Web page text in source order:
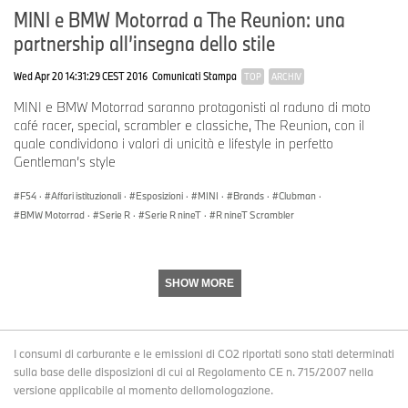
MINI e BMW Motorrad a The Reunion: una
partnership all’insegna dello stile
Wed Apr 20 14:31:29 CEST 2016 Comunicati Stampa TOP ARCHIV
MINI e BMW Motorrad saranno protagonisti al raduno di moto
café racer, special, scrambler e classiche, The Reunion, con il
quale condividono i valori di unicità e lifestyle in perfetto
Gentleman’s style
F54 · Affari istituzionali · Esposizioni · MINI · Brands · Clubman ·
BMW Motorrad · Serie R · Serie R nineT · R nineT Scrambler
SHOW MORE
I consumi di carburante e le emissioni di CO2 riportati sono stati determinati
sulla base delle disposizioni di cui al Regolamento CE n. 715/2007 nella
versione applicabile al momento dellomologazione.